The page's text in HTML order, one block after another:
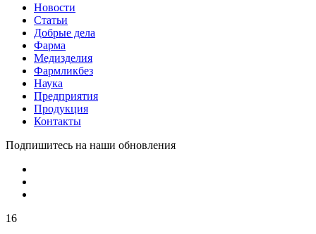
Новости
Статьи
Добрые дела
Фарма
Медизделия
Фармликбез
Наука
Предприятия
Продукция
Контакты
Подпишитесь на наши обновления
16